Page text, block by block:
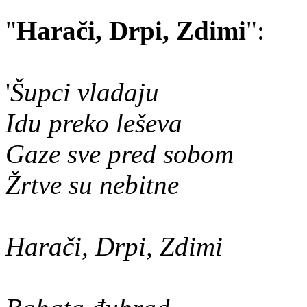
"Harači, Drpi, Zdimi":
'Šupci vladaju
Idu preko leševa
Gaze sve pred sobom
Žrtve su nebitne
Harači, Drpi, Zdimi